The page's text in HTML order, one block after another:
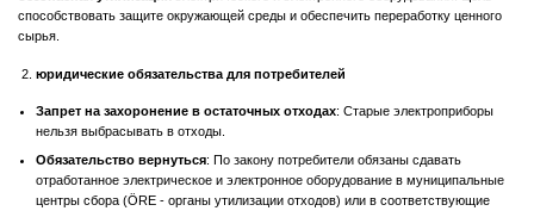
способствовать защите окружающей среды и обеспечить переработку ценного
сырья.
юридические обязательства для потребителей
Запрет на захоронение в остаточных отходах: Старые электроприборы
нельзя выбрасывать в отходы.
Обязательство вернуться: По закону потребители обязаны сдавать
отработанное электрическое и электронное оборудование в муниципальные
центры сбора (ÖRE - органы утилизации отходов) или в соответствующие